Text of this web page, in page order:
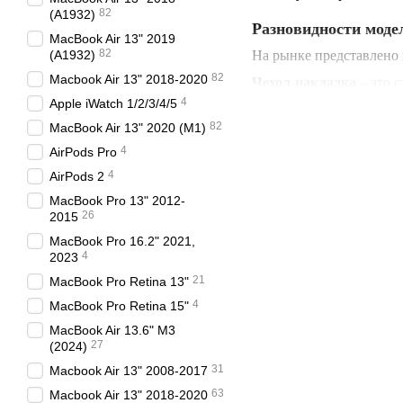
Разновидности
На рынке
(A1932) 82
MacBook Air 13" 2019
(A1932) 82
Macbook Air 13" 2018-2020 82
Apple iWatch 1/2/3/4/5 4
MacBook Air 13" 2020 (M1) 82
AirPods Pro 4
AirPods 2 4
MacBook Pro 13" 2012-
2015 26
MacBook Pro 16.2" 2021,
2023 4
MacBook Pro Retina 13" 21
MacBook Pro Retina 15" 4
MacBook Air 13.6" M3
(2024) 27
Macbook Air 13" 2008-2017 31
Macbook Air 13" 2018-2020 63